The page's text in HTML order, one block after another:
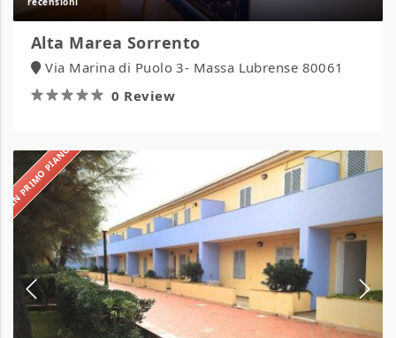
Alta Marea Sorrento
Via Marina di Puolo 3- Massa Lubrense 80061
0 Review
IN PRIMO PIANO
Residence
Gemini